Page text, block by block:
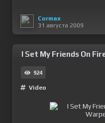
Cormax
31 августа 2009
I Set My Friends On
924
Video